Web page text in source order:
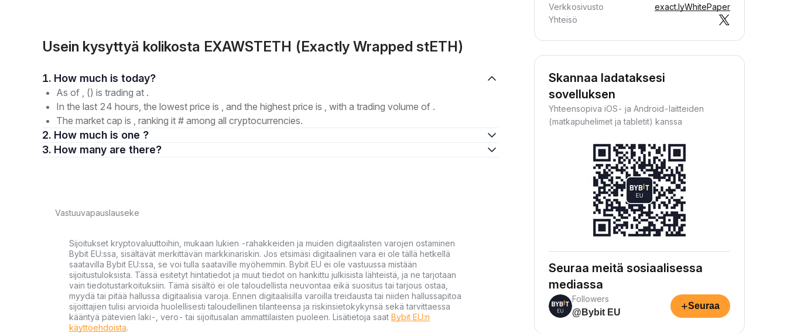
Usein kysyttyä kolikosta EXAWSTETH (Exactly Wrapped stETH)
1. How much is today?
As of , () is trading at .
In the last 24 hours, the lowest price is , and the highest price is , with a trading volume of .
The market cap is , ranking it # among all cryptocurrencies.
2. How much is one ?
3. How many are there?
Vastuuvapauslauseke
Sijoitukset kryptovaluuttoihin, mukaan lukien -rahakkeiden ja muiden digitaalisten varojen ostaminen
Bybit EU:ssa, sisältävät merkittävän markkinariskin. Jos etsimäsi digitaalinen vara ei ole tällä hetkellä
saatavilla Bybit EU:ssa, se voi tulla saataville myöhemmin. Bybit EU ei ole vastuussa mistään
sijoitustuloksista. Tässä esitetyt hintatiedot ja muut tiedot on hankittu julkisista lähteistä, ja ne tarjotaan
vain tiedotustarkoituksiin. Tämä sisältö ei ole taloudellista neuvontaa eikä suositus tai tarjous ostaa,
myydä tai pitää hallussa digitaalisia varoja. Ennen digitaalisilla varoilla treidausta tai niiden hallussapitoa
sijoittajien tulisi arvioida huolellisesti taloudellinen tilanteensa ja riskinsietokykynsä sekä tarvittaessa
kääntyä pätevien laki-, vero- tai sijoitusalan ammattilaisten puoleen. Lisätietoja saat Bybit EU:n
käyttöehdoista.
Verkkosivusto exact.lyWhitePaper
Yhteisö
Skannaa ladataksesi
sovelluksen
Yhteensopiva iOS- ja Android-laitteiden
(matkapuhelimet ja tabletit) kanssa
Seuraa meitä sosiaalisessa
mediassa
Followers
@Bybit EU
+Seuraa